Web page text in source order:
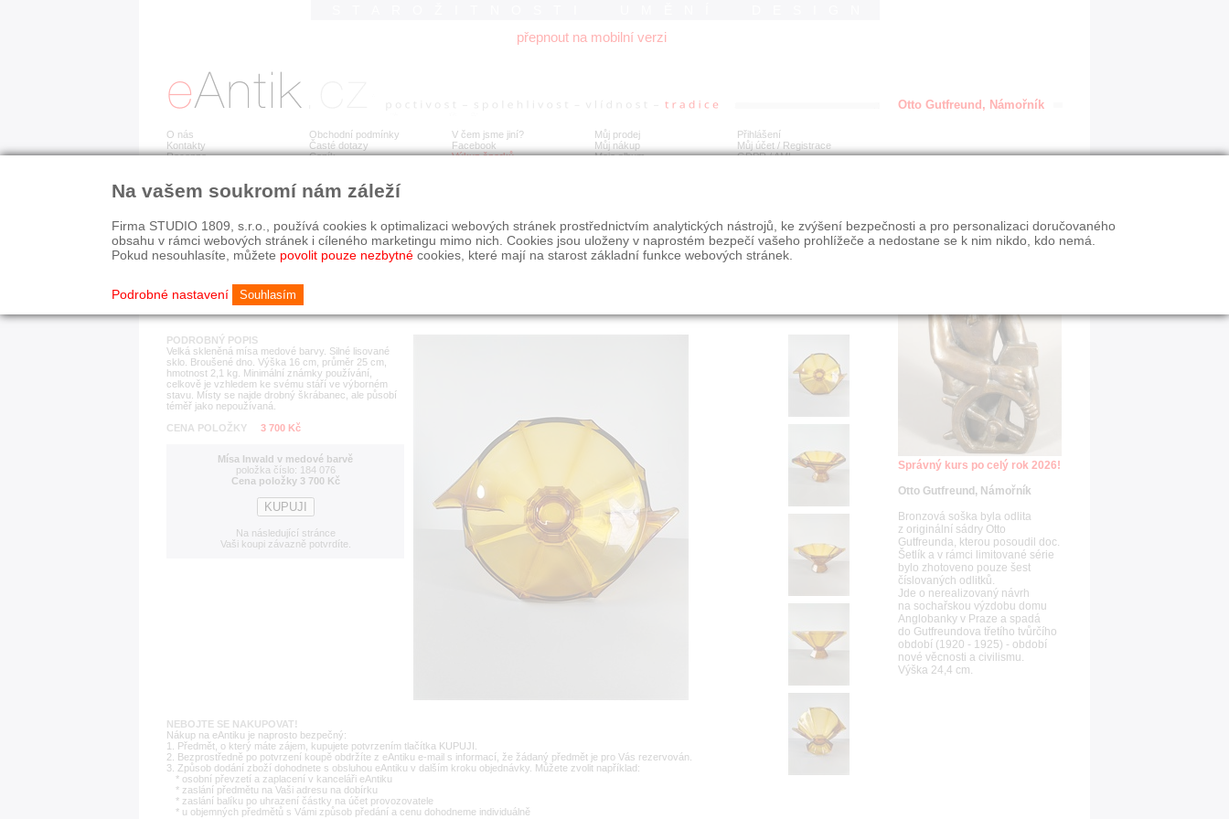
přepnout na mobilní verzi
O nás
Kontakty
Recenze
Obchodní podmínky
Časté dotazy
Ceník
V čem jsme jiní?
Facebook
Výkup šperků
Můj prodej
Můj nákup
Moje album
Přihlášení
Můj účet / Registrace
GDPR/AML
Detail položky č. 184 076 Mísa Inwald v medové barvě
PODROBNÝ POPIS
Velká skleněná mísa medové barvy. Silné lisované
sklo. Broušené dno. Výška 16 cm, průměr 25 cm,
hmotnost 2,1 kg. Minimální známky používání,
celkově je vzhledem ke svému stáří ve výborném
stavu. Místy se najde drobný škrábanec, ale působí
téměř jako nepoužívaná.
CENA POLOŽKY
3 700 Kč
Mísa Inwald v medové barvě
položka číslo: 184 076
Cena položky 3 700 Kč
Na následující stránce
Vaši koupi závazně potvrdíte.
NEBOJTE SE NAKUPOVAT!
Nákup na eAntiku je naprosto bezpečný:
1. Předmět, o který máte zájem, kupujete potvrzením tlačítka KUPUJI.
2. Bezprostředně po potvrzení koupě obdržíte z eAntiku e-mail s informací, že žádaný předmět je pro Vás rezervován.
3. Způsob dodání zboží dohodnete s obsluhou eAntiku v dalším kroku objednávky. Můžete zvolit například:
* osobní převzetí a zaplacení v kanceláři eAntiku
* zaslání předmětu na Vaši adresu na dobírku
* zaslání balíku po uhrazení částky na účet provozovatele
* u objemných předmětů s Vámi způsob předání a cenu dohodneme individuálně
Otto Gutfreund, Námořník
Správný kurs po celý rok 2026!
Otto Gutfreund, Námořník
Bronzová soška byla odlita
z originální sádry Otto
Gutfreunda, kterou posoudil doc.
Šetlík a v rámci limitované série
bylo zhotoveno pouze šest
číslovaných odlitků.
Jde o nerealizovaný návrh
na sochařskou výzdobu domu
Anglobanky v Praze a spadá
do Gutfreundova třetího tvůrčího
období (1920 - 1925) - období
nové věcnosti a civilismu.
Výška 24,4 cm.
Na vašem soukromí nám záleží
Firma STUDIO 1809, s.r.o., používá cookies k optimalizaci webových stránek prostřednictvím analytických nástrojů, ke zvýšení bezpečnosti a pro personalizaci doručovaného
obsahu v rámci webových stránek i cíleného marketingu mimo nich. Cookies jsou uloženy v naprostém bezpečí vašeho prohlížeče a nedostane se k nim nikdo, kdo nemá.
Pokud nesouhlasíte, můžete povolit pouze nezbytné cookies, které mají na starost základní funkce webových stránek.
Podrobné nastavení Souhlasím